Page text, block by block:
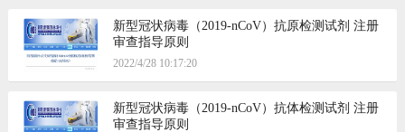
新型冠状病毒（2019-nCoV）抗原检测试剂 注册
审查指导原则
2022/4/28 10:17:20
新型冠状病毒（2019-nCoV）抗体检测试剂 注册
审查指导原则